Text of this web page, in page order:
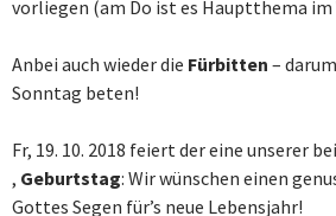
vorliegen (am Do ist es Hauptthema im
Anbei auch wieder die Fürbitten –
Sonntag beten!
Fr, 19. 10. 2018 feiert der eine unserer
, Geburtstag: Wir wünschen einen
Gottes Segen für’s neue Lebensjahr!